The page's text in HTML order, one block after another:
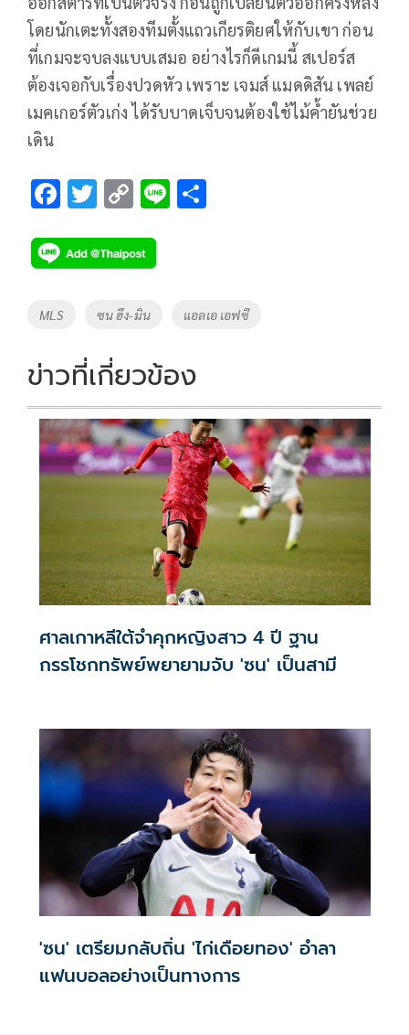
โดยนักเตะทั้งสองทีมตั้งแถวเกียรติยศให้กับเขา ก่อน
ที่เกมจะจบลงแบบเสมอ อย่างไรก็ดีเกมนี้ สเปอร์ส
ต้องเจอกับเรื่องปวดหัว เพราะ เจมส์ แมดดิสัน เพลย์
เมคเกอร์ตัวเก่ง ได้รับบาดเจ็บจนต้องใช้ไม้ค้ำยันช่วย
เดิน
F
e
b
o
k
T
tt
er
C
p
y
Li
k
Li
Tags
MLS ซน ฮึง-มิน แอลเอ เอฟซี
ข่าวที่เกี่ยวข้อง
ศาลเกาหลีใต้จำคุกหญิงสาว 4 ปี ฐาน
กรรโชกทรัพย์พยายามจับ 'ซน' เป็นสามี
'ซน' เตรียมกลับถิ่น 'ไก่เดือยทอง' อำลา
แฟนบอลอย่างเป็นทางการ